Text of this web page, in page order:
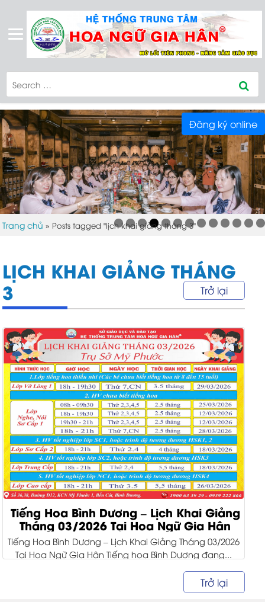
Trang chủ » Posts tagged "lịch khai giảng tháng 3"
LỊCH KHAI GIẢNG THÁNG
3
Trở lại
Tiếng Hoa Bình Dương – Lịch Khai Giảng
Tháng 03/2026 Tại Hoa Ngữ Gia Hân
Tiếng Hoa Bình Dương – Lịch Khai Giảng Tháng 03/2026
Tại Hoa Ngữ Gia Hân Tiếng hoa Bình Dương đang...
Trở lại
Đăng ký online